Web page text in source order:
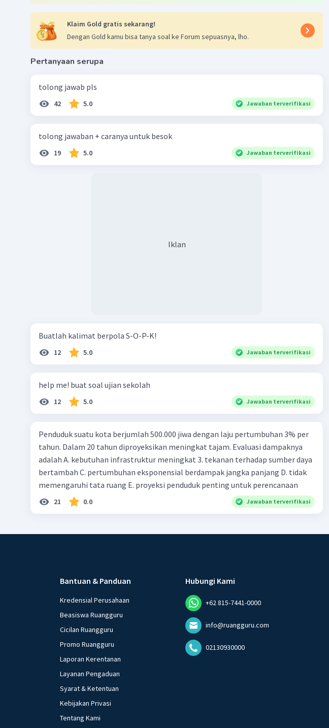
Klaim Gold gratis sekarang!
Dengan Gold kamu bisa tanya soal ke Forum sepuasnya, lho.
Pertanyaan serupa
tolong jawab pls
42 5.0 Jawaban terverifikasi
tolong jawaban + caranya untuk besok
19 5.0 Jawaban terverifikasi
Iklan
Buatlah kalimat berpola S-O-P-K!
12 5.0 Jawaban terverifikasi
help me! buat soal ujian sekolah
12 5.0 Jawaban terverifikasi
Penduduk suatu kota berjumlah 500.000 jiwa dengan laju pertumbuhan 3% per
tahun. Dalam 20 tahun diproyeksikan meningkat tajam. Evaluasi dampaknya
adalah A. kebutuhan infrastruktur meningkat 3. tekanan terhadap sumber daya
bertambah C. pertumbuhan eksponensial berdampak jangka panjang D. tidak
memengaruhi tata ruang E. proyeksi penduduk penting untuk perencanaan
21 0.0 Jawaban terverifikasi
Bantuan & Panduan
Kredensial Perusahaan
Beasiswa Ruangguru
Cicilan Ruangguru
Promo Ruangguru
Laporan Kerentanan
Layanan Pengaduan
Syarat & Ketentuan
Kebijakan Privasi
Tentang Kami
Hubungi Kami
+62 815-7441-0000
info@ruangguru.com
02130930000